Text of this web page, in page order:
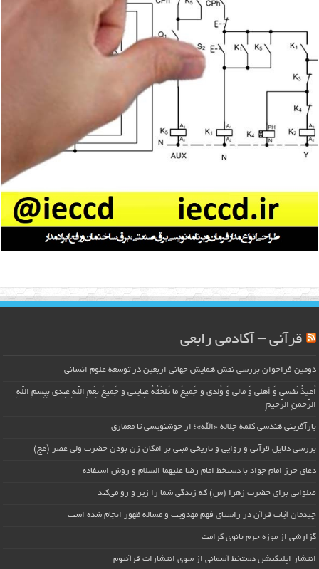
قرآنی – آکادمی رابعی
دومین فراخوان بررسی نقش همایش جهانی اربعین در توسعه علوم انسانی
اُعیذُ نَفسی وَ أهلی وَ مالی وَ وُلدی و جَمیعَ ما تَلحَقُهُ عِنایتی و جَمیعَ نِعَمِ اللّهِ عِندی بِبِسمِ اللّهِ
الرَّحمنِ الرَّحیمِ
بازآفرینی هندسی کلمه جلاله «الله»؛ از خوشنویسی تا معماری
بررسی دلایل قرآنی و روایی و تاریخی مبنی بر امکان زن بودن حضرت ولی عصر (عج)
دعای حرز امام جواد با دستخط امام رضا علیهما السلام و روش استفاده
صلواتی برای حضرت زهرا (س) که زندگی شما را زیر و رو می‌کند
چیدمان آیات قرآن در راستای فهم مهدویت و مساله ظهور انجام شده است
گزارشی از موزه حرم بانوی کرامت
انتشار اپلیکیشن دستخط آسمانی از سوی انتشارات قرآنیوم